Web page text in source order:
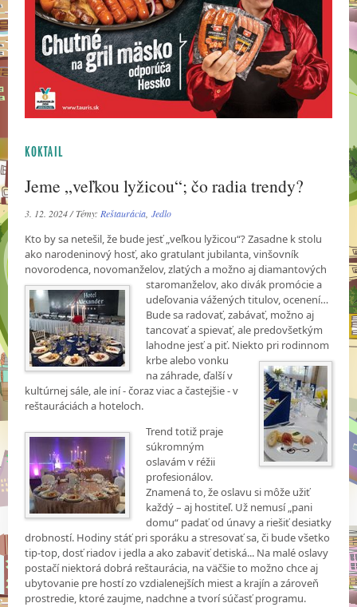
KOKTAIL
Jeme „veľkou lyžicou“; čo radia trendy?
3. 12. 2024 / Témy:Reštaurácia,Jedlo
Kto by sa netešil, že bude jesť „veľkou lyžicou“? Zasadne k stolu
ako narodeninový hosť, ako gratulant jubilanta, vinšovník
novorodenca, novomanželov, zlatých a možno aj diamantových
staromanželov, ako divák promócie a
udeľovania vážených titulov, ocenení…
Bude sa radovať, zabávať, možno aj
tancovať a spievať, ale predovšetkým
lahodne jesť a piť. Niekto pri rodinnom
krbealebo vonku
na záhrade, ďalší v
kultúrnej sále, ale iní - čoraz viac a častejšie - v
reštauráciách a hoteloch.
Trend totiž praje
súkromným
oslavám v réžii
profesionálov.
Znamená to, že oslavu si môže užiť
každý – aj hostiteľ. Už nemusí „pani
domu“ padať od únavy a riešiť desiatky
drobností. Hodiny stáť pri sporáku a stresovať sa, či bude všetko
tip-top, dosť riadov i jedla a ako zabaviť detiská... Na malé oslavy
postačí niektorá dobrá reštaurácia, na väčšie to možno chce aj
ubytovanie pre hostí zo vzdialenejších miest a krajín a zároveň
prostredie, ktoré zaujme, nadchne a tvorí súčasť programu.